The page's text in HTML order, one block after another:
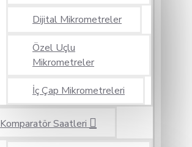
Dijital Mikrometreler
Özel Uçlu
Mikrometreler
İç Çap Mikrometreleri
Komparatör Saatleri